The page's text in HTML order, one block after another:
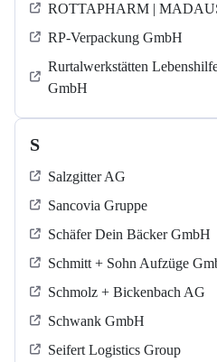
ROTTAPHARM |
RP-Verpackung GmbH
Rurtalwerkstätten
GmbH
S
Salzgitter AG
Sancovia Gruppe
Schäfer Dein Bäcker GmbH
Schmitt + Sohn Aufzüge
Schmolz + Bickenbach AG
Schwank GmbH
Seifert Logistics Group